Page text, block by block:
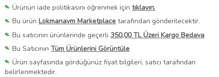
Ürünün iade politikasını öğrenmek için tıklayın.
Bu ürün Lokmanavm Marketplace tarafından gönderilecektir.
Bu satıcının ürünlerinde geçerli 350,00 TL Üzeri Kargo Bedava
Bu Satıcının Tüm Ürünlerini Görüntüle
Ürün sayfasında gördüğünüz fiyat bilgileri, satıcı tarafından
belirlenmektedir.